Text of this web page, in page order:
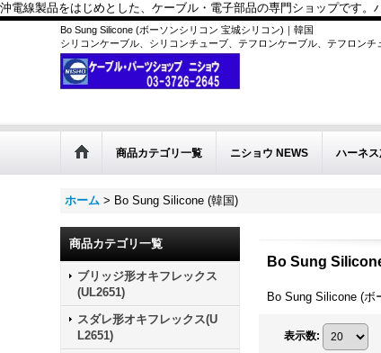
沖電線製品をはじめとした、ケーブル・電子部品の専門ショップです
Bo Sung Silicone (ボーソンシリコン 宝城シリコン)｜韓国
シリコンケーブル、シリコンチューブ、テフロンケーブル、テフロンチ
商品カテゴリ一覧 ニショウ NEWS ハーネ
ホーム > Bo Sung Silicone (韓国)
商品カテゴリ一覧
ブリッジ形オキフレックス
(UL2651)
スダレ形オキフレックス(U
L2651)
Bo Sung
Bo Sung Silicone (
表示数: